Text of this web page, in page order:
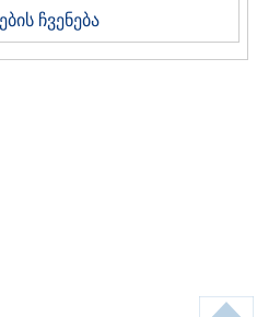
ჩვენება